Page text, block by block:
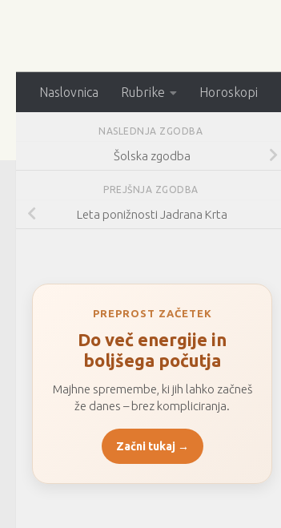
Naslovnica Rubrike Horoskopi
NASLEDNJA ZGODBA
Šolska zgodba
PREJŠNJA ZGODBA
Leta ponižnosti Jadrana Krta
PREPROST ZAČETEK
Do več energije in
boljšega počutja
Majhne spremembe, ki jih lahko začneš
že danes – brez kompliciranja.
Začni tukaj →